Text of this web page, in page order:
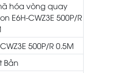
hóa vòng quay
E6H-CWZ3E 500P/R
500P/R 0.5M
Bản